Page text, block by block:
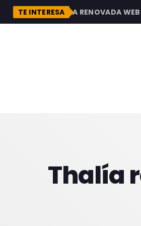
TE INTERESA
DESCUBRE LA RENOVADA WEB
Thalía